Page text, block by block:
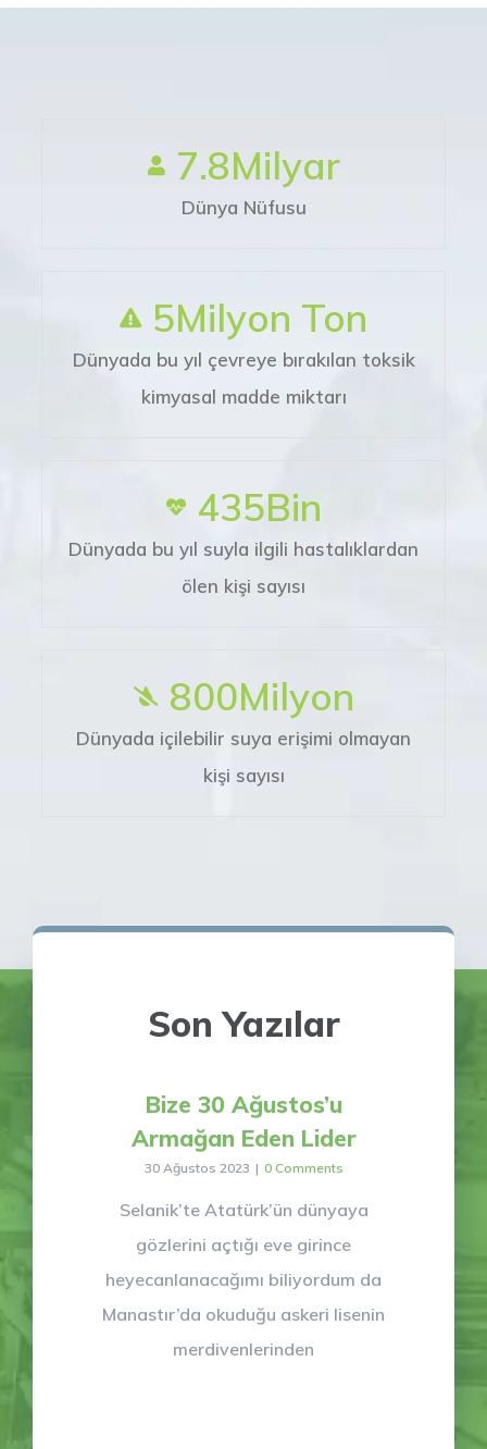
7.8Milyar
Dünya Nüfusu
5Milyon Ton
Dünyada bu yıl çevreye bırakılan toksik
kimyasal madde miktarı
435Bin
Dünyada bu yıl suyla ilgili hastalıklardan
ölen kişi sayısı
800Milyon
Dünyada içilebilir suya erişimi olmayan
kişi sayısı
Son Yazılar
Bize 30 Ağustos’u
Armağan Eden Lider
30 Ağustos 2023 | 0 Comments
Selanik’te Atatürk’ün dünyaya
gözlerini açtığı eve girince
heyecanlanacağımı biliyordum da
Manastır’da okuduğu askeri lisenin
merdivenlerinden